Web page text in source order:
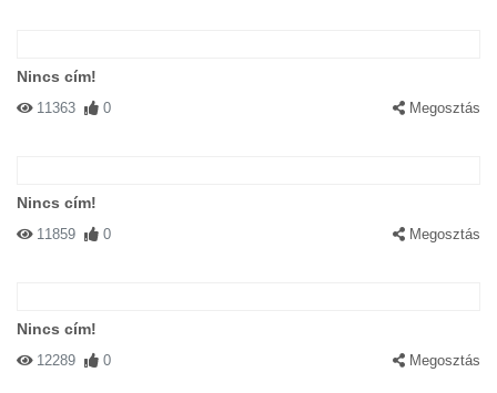
Nincs cím!
11363 0 Megosztás
Nincs cím!
11859 0 Megosztás
Nincs cím!
12289 0 Megosztás